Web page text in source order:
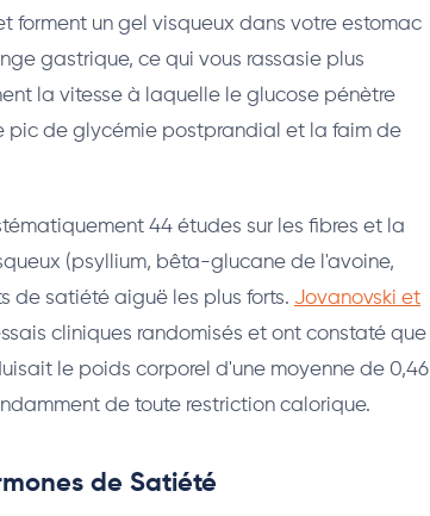
forment un gel visqueux dans votre estomac
gastrique, ce qui vous rassasie plus
la vitesse à laquelle le glucose pénètre
pic de glycémie postprandial et la faim de
44 études sur les fibres et la
(psyllium, bêta-glucane de l'avoine,
de satiété aiguë les plus forts. Jovanovski et
cliniques randomisés et ont constaté que
le poids corporel d'une moyenne de 0,46
de toute restriction calorique.
de Satiété